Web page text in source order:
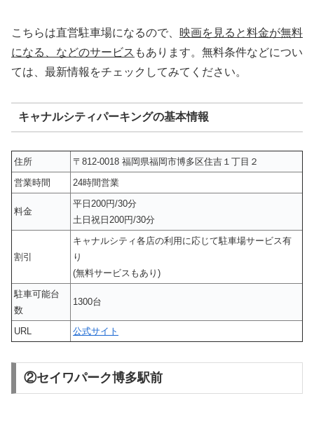
こちらは直営駐車場になるので、 映画を見ると料金が無料
になる、などのサービス もあります。無料条件などについ
ては、最新情報をチェックしてみてください。
キャナルシティパーキングの基本情報
住所
〒812-0018 福岡県福岡市博多区住吉１丁目２
営業時間
24時間営業
料金
平日200円/30分
土日祝日200円/30分
割引
キャナルシティ各店の利用に応じて駐車場サービス有
り
(無料サービスもあり)
駐車可能台
数
1300台
URL 公式サイト
②セイワパーク博多駅前